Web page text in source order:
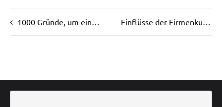
1000 Gründe, um ein Unternehmen zu kaufen/verkaufen Einflüsse der Firmenkultur bei der Nachfolgeberatung